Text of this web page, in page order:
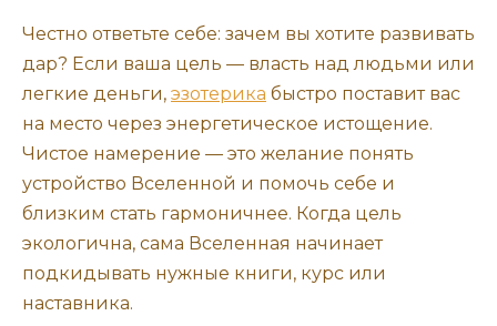
Честно ответьте себе: зачем вы хотите развивать
дар? Если ваша цель — власть над людьми или
легкие деньги, эзотерика быстро поставит вас
на место через энергетическое истощение.
Чистое намерение — это желание понять
устройство Вселенной и помочь себе и
близким стать гармоничнее. Когда цель
экологична, сама Вселенная начинает
подкидывать нужные книги, курс или
наставника.